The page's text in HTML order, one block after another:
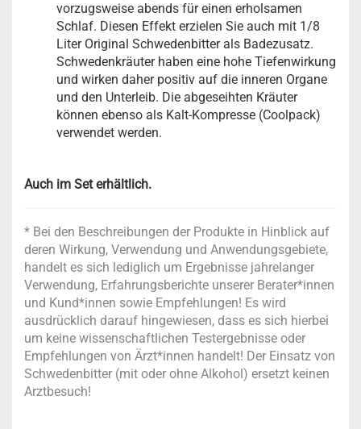
vorzugsweise abends für einen erholsamen
Schlaf. Diesen Effekt erzielen Sie auch mit 1/8
Liter Original Schwedenbitter als Badezusatz.
Schwedenkräuter haben eine hohe Tiefenwirkung
und wirken daher positiv auf die inneren Organe
und den Unterleib. Die abgeseihten Kräuter
können ebenso als Kalt-Kompresse (Coolpack)
verwendet werden.
Auch im Set erhältlich.
* Bei den Beschreibungen der Produkte in Hinblick auf
deren Wirkung, Verwendung und Anwendungsgebiete,
handelt es sich lediglich um Ergebnisse jahrelanger
Verwendung, Erfahrungsberichte unserer Berater*innen
und Kund*innen sowie Empfehlungen! Es wird
ausdrücklich darauf hingewiesen, dass es sich hierbei
um keine wissenschaftlichen Testergebnisse oder
Empfehlungen von Ärzt*innen handelt! Der Einsatz von
Schwedenbitter (mit oder ohne Alkohol) ersetzt keinen
Arztbesuch!